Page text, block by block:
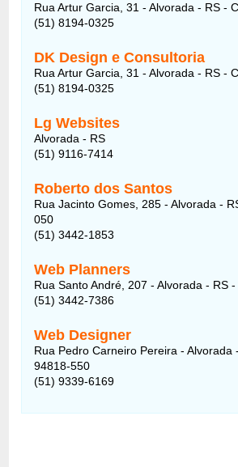
Rua Artur Garcia, 31 - Alvorada - RS -
(51) 8194-0325
DK Design e Consultoria
Rua Artur Garcia, 31 - Alvorada - RS -
(51) 8194-0325
Lg Websites
Alvorada - RS
(51) 9116-7414
Roberto dos Santos
Rua Jacinto Gomes, 285 - Alvorada -
050
(51) 3442-1853
Web Planners
Rua Santo André, 207 - Alvorada - RS
(51) 3442-7386
Web Designer
Rua Pedro Carneiro Pereira - Alvorada
94818-550
(51) 9339-6169